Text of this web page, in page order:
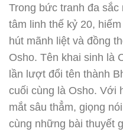
Trong bức tranh đa
tâm linh thế kỷ 20,
hút mãnh liệt và đồng
Osho. Tên khai sinh là
lần lượt đổi tên thành
cuối cùng là Osho. Với
mắt sâu thẳm, giọng
cùng những bài thuyết